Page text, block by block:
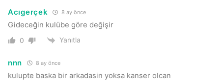
Acıgerçek 8 ay önce
Gideceğin kulübe göre değişir
0 Yanıtla
nnn 8 ay önce
kulupte baska bir arkadasin yoksa kanser olcan